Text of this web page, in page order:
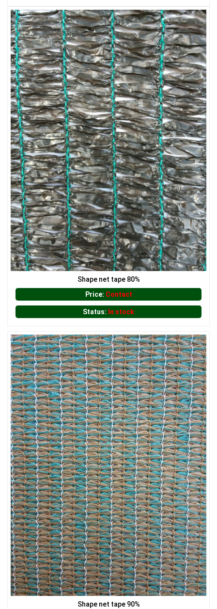
LƯỚI CHẮN CHIM
LƯỚI CHẮN NẮNG
LƯỚI XÂY DỰNG
LƯỚI HÀNG RÀO HÌNH VUÔNG
LƯỚI CHE NẮNG
LƯỚI HÀNG RÀO HÌNH CHỮ NHẬT
Shape net tape 80%
Price: Contact
Status: In stock
Shape net tape 90%